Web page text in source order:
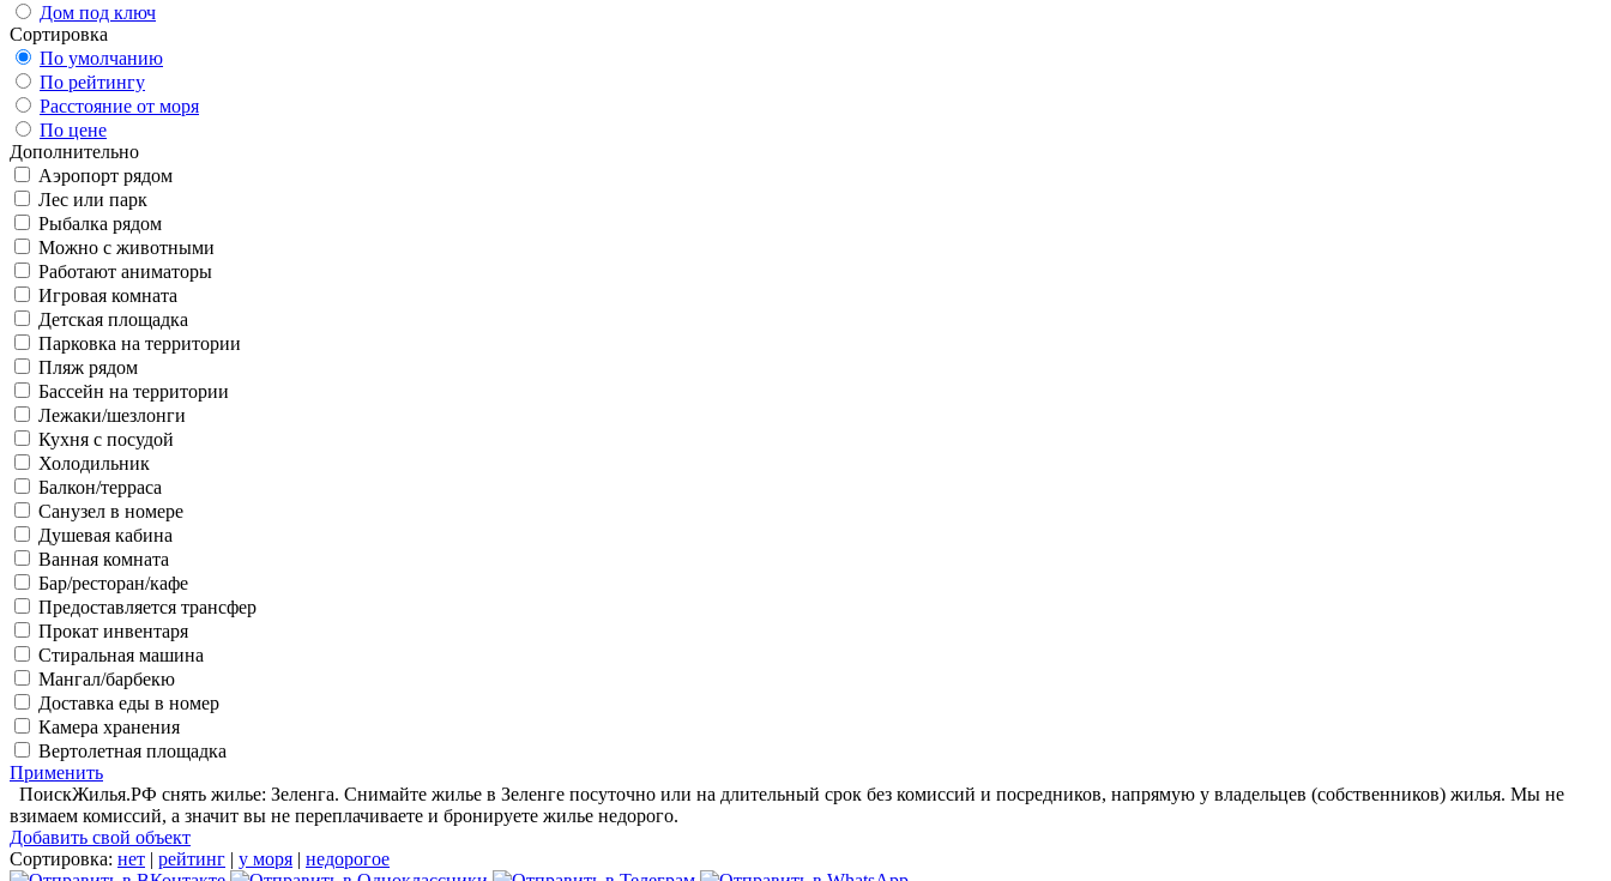
Дом под ключ
Сортировка
По умолчанию
По рейтингу
Расстояние от моря
По цене
Дополнительно
Аэропорт рядом
Лес или парк
Рыбалка рядом
Можно с животными
Работают аниматоры
Игровая комната
Детская площадка
Парковка на территории
Пляж рядом
Бассейн на территории
Лежаки/шезлонги
Кухня с посудой
Холодильник
Балкон/терраса
Санузел в номере
Душевая кабина
Ванная комната
Бар/ресторан/кафе
Предоставляется трансфер
Прокат инвентаря
Стиральная машина
Мангал/барбекю
Доставка еды в номер
Камера хранения
Вертолетная площадка
Применить
ПоискЖилья.РФ снять жилье: Зеленга. Снимайте жилье в Зеленге посуточно или на длительный срок без комиссий и посредников, напрямую у владельцев (собственников) жилья. Мы не
взимаем комиссий, а значит вы не переплачиваете и бронируете жилье недорого.
Добавить свой объект
Сортировка: нет | рейтинг | у моря | недорогое